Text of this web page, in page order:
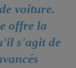
voiture.
offre la
s'agit de